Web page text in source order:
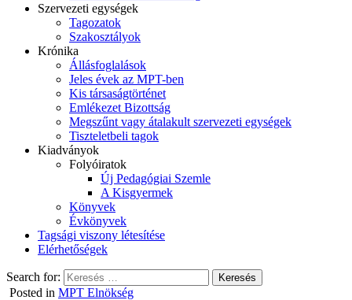
Szervezeti egységek
Tagozatok
Szakosztályok
Krónika
Állásfoglalások
Jeles évek az MPT-ben
Kis társaságtörténet
Emlékezet Bizottság
Megszűnt vagy átalakult szervezeti egységek
Tiszteletbeli tagok
Kiadványok
Folyóiratok
Új Pedagógiai Szemle
A Kisgyermek
Könyvek
Évkönyvek
Tagsági viszony létesítése
Elérhetőségek
Search for:
Posted in MPT Elnökség